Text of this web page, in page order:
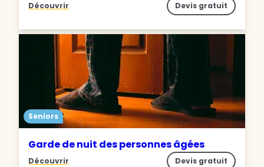
Découvrir Devis gratuit
Seniors
Garde de nuit des personnes âgées
Découvrir Devis gratuit